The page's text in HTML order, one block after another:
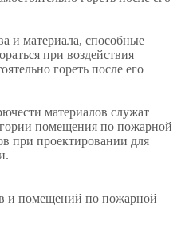
и материала, способные
при воздействия
гореть после его
материалов служат
помещения по пожарной
при проектировании для
и помещений по пожарной